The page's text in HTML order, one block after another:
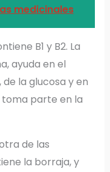
medicinales
B1 y B2. La
ayuda en el
la glucosa y en
toma parte en la
de las
la borraja, y